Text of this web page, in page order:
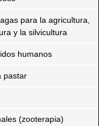
para la agricultura,
y la silvicultura
humanos
pastar
(zooterapia)